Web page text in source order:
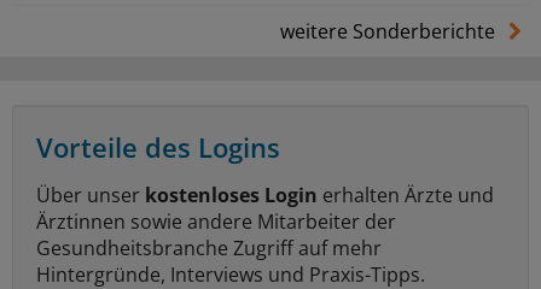
weitere Sonderberichte
Vorteile des Logins
Über unser kostenloses Login erhalten Ärzte und
Ärztinnen sowie andere Mitarbeiter der
Gesundheitsbranche Zugriff auf mehr
Hintergründe, Interviews und Praxis-Tipps.